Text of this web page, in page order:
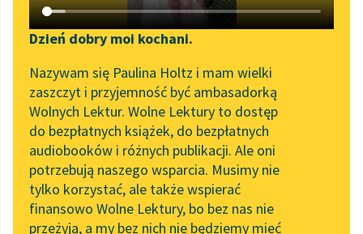
Katalog DAISY
Podkasty o książkach
Zgłoś brak utworu
Aktualności
„Prokurator Alicja Horn”
do słuchania
Byliśmy częścią AI Impact
Lab
Zapraszamy na spotkanie
online z tłumaczkami
Narzędzia
Mapa Wolnych Lektur
Leśmianator
Przewodnik dla piszących i
czytających
Dzień dobry moi kochani.
Nazywam się Paulina Holtz i mam wielki
zaszczyt i przyjemność być ambasadorką
Wolnych Lektur. Wolne Lektury to dostęp
do bezpłatnych książek, do bezpłatnych
audiobooków i różnych publikacji. Ale oni
potrzebują naszego wsparcia. Musimy nie
tylko korzystać, ale także wspierać
finansowo Wolne Lektury, bo bez nas nie
przeżyją, a my bez nich nie będziemy mieć
Artur Oppman
Wszyscy trzej siedzieli
przed budką
pustelnika, na ławie,
uczynionej z dwóch
pieńków, na których
położono...